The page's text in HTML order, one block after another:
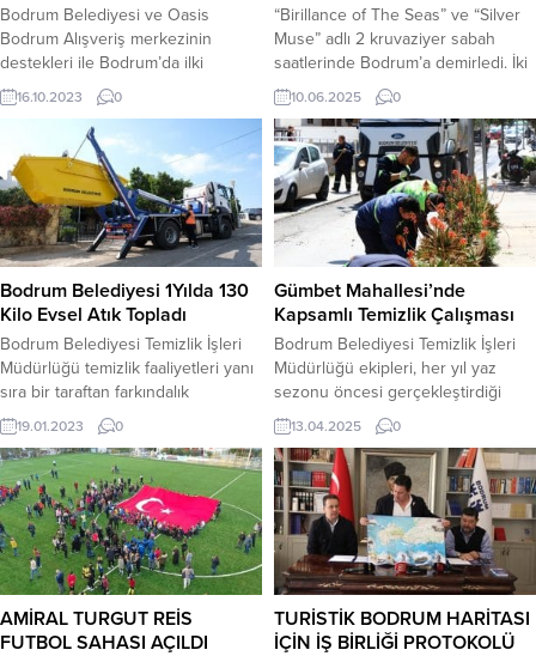
Bodrum Belediyesi ve Oasis
Bodrum Alışveriş merkezinin
destekleri ile Bodrum’da ilki
gerçekleşen Bodrum Pet Festivali,
20-22 Ekim 2023 tarihleri arasında
gerçekleşiyor. Bodrum Pet Fest,
pet sektörüne yön veren butik ve
üretici markaları Bodrum’da
yaşayan ziyaretçileri ile
buluşturuyor. Evcil ve sokak
hayvanları için gerçekleşecek
tasarımcının özel...
16.10.2023 0
“Birillance of The Seas” ve “Silver
Muse” adlı 2 kruvaziyer sabah
saatlerinde Bodrum’a demirledi. İki
gemiyle ilçeye toplam 2 bin 935
turist geldi. Bahamalar bayraklı 294
metre boyundaki Brilliance of the
Seas, sabah saatlerinde Rodos
Limanı’ndan Bodrum’a geldi.
Gemide ağırlıklı olarak Amerikalı
yolcular olmak üzere 2 bin 374
yolcu, 862...
10.06.2025 0
Bodrum Belediyesi 1Yılda 130
Kilo Evsel Atık Topladı
Bodrum Belediyesi Temizlik İşleri
Müdürlüğü temizlik faaliyetleri yanı
sıra bir taraftan farkındalık
kazandırma çalışmaları
gerçekleştirirken bir taraftan da
doğayı kirletenlere karşı
mücadelesini sürdürüyor. Temizlik
İşleri Müdürlüğü tarafından diğer
müdürlüklerle ve STK’larla iş
birliğinde birçok proje hayata
geçirilirken koy ve plajlarda yapılan
temizlikler devam etti. AKUT,
LİONS, Mis Gibi 1 Bodrum...
19.01.2023 0
Gümbet Mahallesi’nde
Kapsamlı Temizlik Çalışması
Bodrum Belediyesi Temizlik İşleri
Müdürlüğü ekipleri, her yıl yaz
sezonu öncesi gerçekleştirdiği
kapsamlı temizlik çalışmalarına bu
yıl Gümbet Mahallesi ile devam etti.
Temizlik İşleri Müdürlüğü ve Zabıta
Müdürlüğü ekiplerinin iş birliğinde
yürütülen çalışmalar kapsamında; ot
temizliği, cadde ve sokak süpürme
ile yol yıkama işlemleri titizlikle
gerçekleştirildi. 2 bin 250
Kilogram...
13.04.2025 0
AMİRAL TURGUT REİS
FUTBOL SAHASI AÇILDI
TURİSTİK BODRUM HARİTASI
İÇİN İŞ BİRLİĞİ PROTOKOLÜ